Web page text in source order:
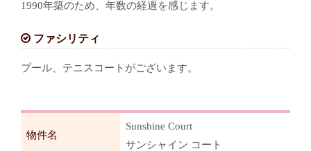
1990年築のため、年数の経過を感じます。
ファシリティ
プール、テニスコートがございます。
物件名
Sunshine Court
サンシャイン コート